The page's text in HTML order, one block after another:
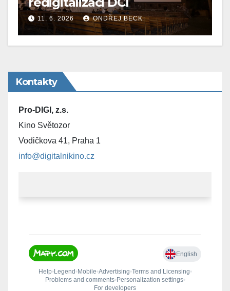
11. 6. 2026 ONDŘEJ BECK
Kontakty
Pro-DIGI, z.s.
Kino Světozor
Vodičkova 41, Praha 1
info@digitalnikino.cz